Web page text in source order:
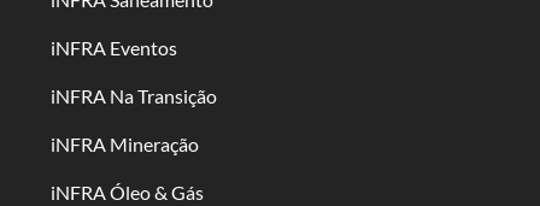
iNFRA Eventos
iNFRA Na Transição
iNFRA Mineração
iNFRA Óleo & Gás